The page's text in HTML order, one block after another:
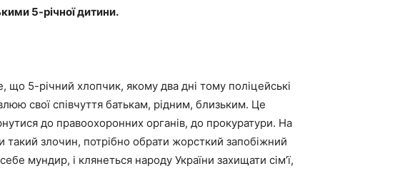
5-річної дитини.
5-річний хлопчик, якому два дні тому поліцейські
свої співчуття батькам, рідним, близьким. Це
до правоохоронних органів, до прокуратури. На
злочин, потрібно обрати жорсткий запобіжний
мундир, і клянеться народу України захищати сім’ї,